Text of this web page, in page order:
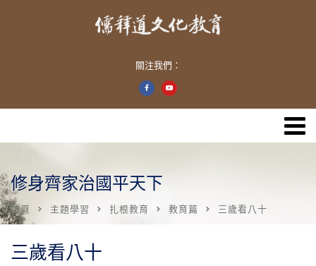
關注我們：
修身齊家治國平天下
首頁 主題學習 扎根教育 教育篇 三歲看八十
三歲看八十